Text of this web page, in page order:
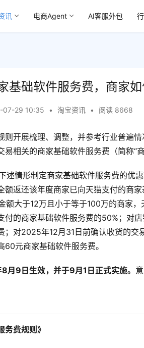
讯 电商Agent AI客服外包
基础软件服务费，商家如
07-29 10:35 • 淘宝资讯 • 阅读 8668
则开展梳理、调整，并参考行业普遍
相关的商家基础软件服务费（简称“
形制定商家基础软件服务费的优惠
额返还该年度商家已向天猫支付的商
额大于12万且小于等于100万的商家，
付的商家基础软件服务费的50%；对
；对2025年12月31日前确认收货的交
元商家基础软件服务费。
月9日生效，并于9月1日正式实施。
费规则》